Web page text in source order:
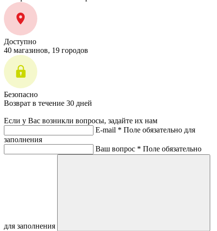
Доступно
40 магазинов, 19 городов
Безопасно
Возврат в течение 30 дней
Если у Вас возникли вопросы, задайте их нам
E-mail * Поле обязательно для
заполнения
Ваш вопрос * Поле обязательно
для заполнения